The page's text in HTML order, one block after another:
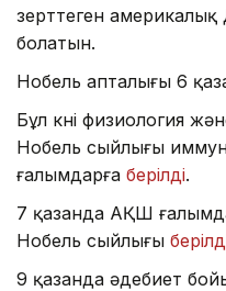
зерттеген америкалық
болатын.
Нобель апталығы 6
Бұл күні физиология
Нобель сыйлығы
ғалымдарға берілді.
7 қазанда АҚШ
Нобель сыйлығы
9 қазанда әдебиет